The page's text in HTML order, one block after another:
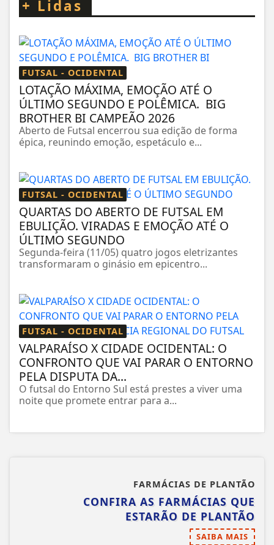
+ Lidas
FUTSAL - OCIDENTAL
LOTAÇÃO MÁXIMA, EMOÇÃO ATÉ O
ÚLTIMO SEGUNDO E POLÊMICA. BIG
BROTHER BI CAMPEÃO 2026
Aberto de Futsal encerrou sua edição de forma
épica, reunindo emoção, espetáculo e...
FUTSAL - OCIDENTAL
QUARTAS DO ABERTO DE FUTSAL EM
EBULIÇÃO. VIRADAS E EMOÇÃO ATÉ O
ÚLTIMO SEGUNDO
Segunda-feira (11/05) quatro jogos eletrizantes
transformaram o ginásio em epicentro...
FUTSAL - OCIDENTAL
VALPARAÍSO X CIDADE OCIDENTAL: O
CONFRONTO QUE VAI PARAR O ENTORNO
PELA DISPUTA DA...
O futsal do Entorno Sul está prestes a viver uma
noite que promete entrar para a...
FARMÁCIAS DE PLANTÃO
CONFIRA AS FARMÁCIAS QUE
ESTARÃO DE PLANTÃO
SAIBA MAIS